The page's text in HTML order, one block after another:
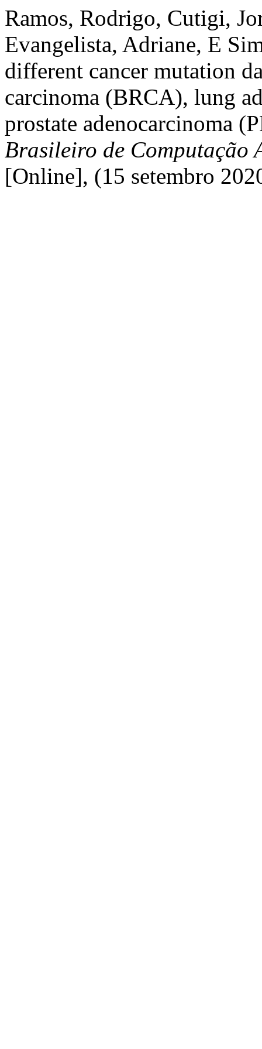
Ramos, Rodrigo, Cutigi,
Evangelista, Adriane, E
different cancer mutation
carcinoma (BRCA), lung
prostate adenocarcinoma
Brasileiro de Computação
[Online], (15 setembro